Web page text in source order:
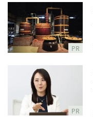
PR
PR